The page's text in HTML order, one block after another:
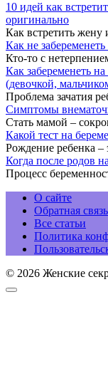
10 идей как
оригинально
Как встретить жену
Как не
Кто-то с
Как забеременеть
(девочкой,
Проблема зачатия
Симптомы
Стать мамой –
Какой тест на
Рождение ребенка –
Когда после родов
Процесс
О сайте
Обратная связь
Все статьи
Политика
© 2026 Женские